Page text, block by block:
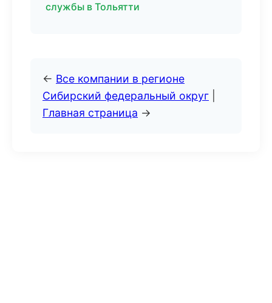
службы в Тольятти
← Все компании в регионе
Сибирский федеральный округ
Главная страница →